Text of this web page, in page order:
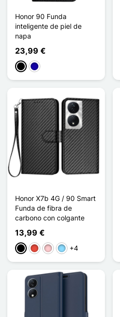
Honor 90 Funda
inteligente de piel de
napa
23,99 €
NegroAzul oscuro
Honor X7b 4G / 90 Smart
Funda de fibra de
carbono con colgante
13,99 €
NegroRojoRosaAzul claro
+4